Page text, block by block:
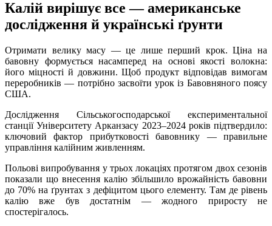
Калій вирішує все — американське
дослідження й українські ґрунти
Отримати велику масу — це лише перший крок. Ціна на
бавовну формується насамперед на основі якості волокна:
його міцності й довжини. Щоб продукт відповідав вимогам
переробників — потрібно засвоїти урок із Бавовняного поясу
США.
Дослідження Сільськогосподарської експериментальної
станції Університету Арканзасу 2023–2024 років підтвердило:
ключовий фактор прибутковості бавовнику — правильне
управління калійним живленням.
Польові випробування у трьох локаціях протягом двох сезонів
показали що внесення калію збільшило врожайність бавовни
до 70% на ґрунтах з дефіцитом цього елементу. Там де рівень
калію вже був достатнім — жодного приросту не
спостерігалось.